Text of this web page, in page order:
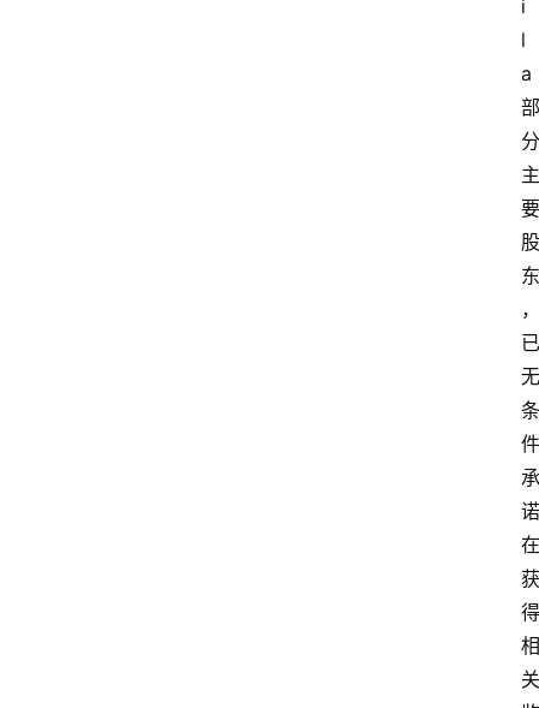
i
l
a
部
分
主
要
股
东
，
已
无
条
件
承
诺
在
获
得
相
关